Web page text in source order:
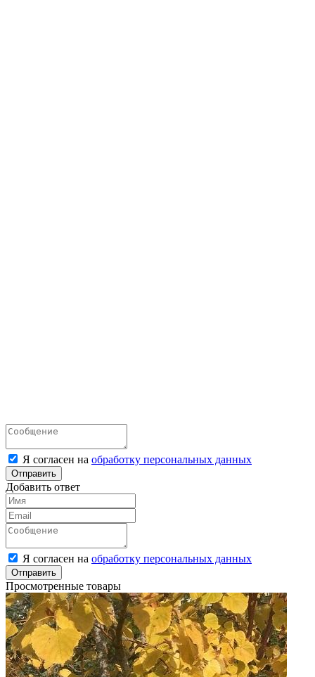
Я согласен на обработку персональных данных
Отправить
Добавить ответ
Я согласен на обработку персональных данных
Отправить
Просмотренные товары